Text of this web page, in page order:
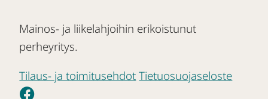
Mainos- ja liikelahjoihin erikoistunut
perheyritys.
Tilaus- ja toimitusehdot Tietuosuojaseloste